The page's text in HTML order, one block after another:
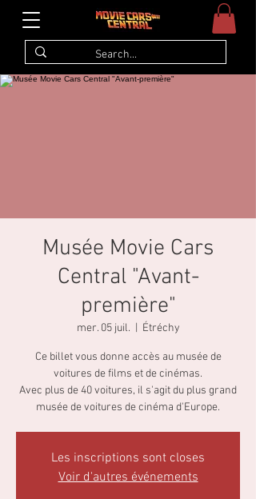
Musée Movie Cars
Central "Avant-
première"
mer. 05 juil. Étréchy
Ce billet vous donne accès au musée de
voitures de films et de cinémas.
Avec plus de 40 voitures, il s'agit du plus grand
musée de voitures de cinéma d'Europe.
Les inscriptions sont closes
Voir d'autres événements